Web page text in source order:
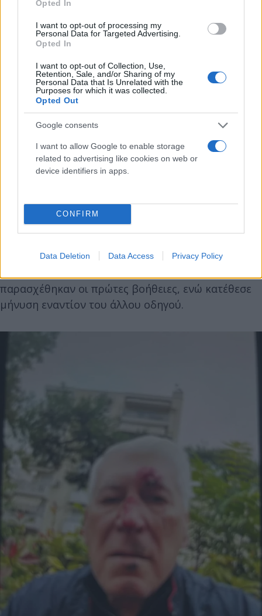
Opted In
I want to opt-out of processing my
Personal Data for Targeted Advertising.
Opted In
I want to opt-out of Collection, Use,
Retention, Sale, and/or Sharing of my
Personal Data that Is Unrelated with the
Purposes for which it was collected.
Opted Out
Google consents
I want to allow Google to enable storage
related to advertising like cookies on web or
device identifiers in apps.
CONFIRM
Data Deletion Data Access Privacy Policy
ξυλοδαρμού και της πτώσης του στο οδόστρωμα,
μεταφέρθηκε στο νοσοκομείο όπου του
παρασχέθηκαν οι πρώτες βοήθειες, ενώ κατέθεσε
μήνυση εναντίον του άλλου οδηγού.